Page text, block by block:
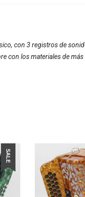
con 3 registros de
con los materiales de
SALE